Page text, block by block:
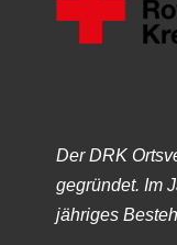
Der DRK
gegründet. Im
jähriges